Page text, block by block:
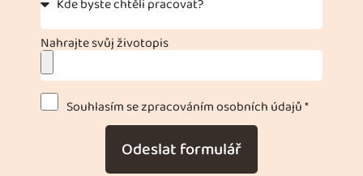
Nahrajte svůj životopis
Souhlasím se zpracováním osobních údajů *
Odeslat formulář